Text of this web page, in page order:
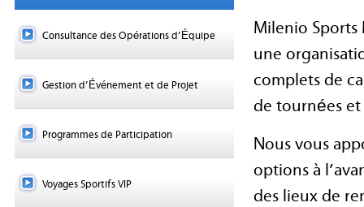
Consultance des Opérations d’Équipe
Gestion d’Événement et de Projet
Programmes de Participation
Voyages Sportifs VIP
Milenio
une
complets de
de tournées
Nous vous
options à
des lieux de